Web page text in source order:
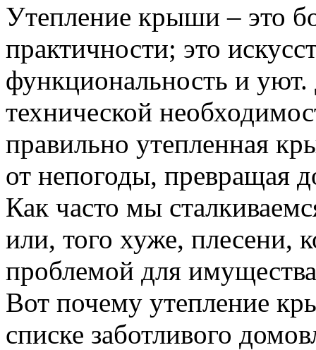
Утепление крыши – это
практичности; это
функциональность и
технической
правильно утепленная
от непогоды, превращая
Как часто мы
или, того хуже, плесени,
проблемой для
Вот почему утепление
списке заботливого